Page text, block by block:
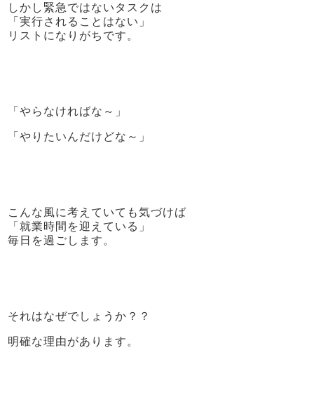
しかし緊急ではないタスクは
「実行されることはない」
リストになりがちです。
「やらなければな～」
「やりたいんだけどな～」
こんな風に考えていても気づけば
「就業時間を迎えている」
毎日を過ごします。
それはなぜでしょうか？？
明確な理由があります。